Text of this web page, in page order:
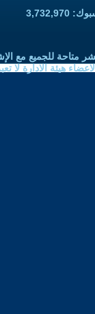
متاحة للجميع مع
هيئة الادارة لا